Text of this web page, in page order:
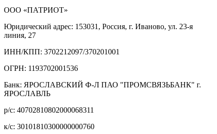
ООО «ПАТРИОТ»
Юридический адрес: 153031, Россия, г. Иваново, ул. 23-я
линия, 27
ИНН/КПП: 3702212097/370201001
ОГРН: 1193702001536
Банк: ЯРОСЛАВСКИЙ Ф-Л ПАО "ПРОМСВЯЗЬБАНК" г.
ЯРОСЛАВЛЬ
р/с: 40702810802000068311
к/с: 30101810300000000760